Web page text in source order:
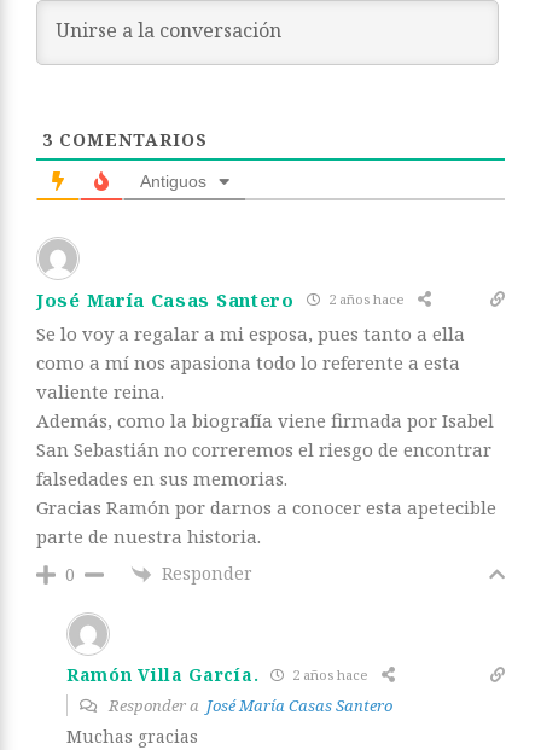
3 COMENTARIOS
Antiguos
José María Casas Santero 2 años hace
Se lo voy a regalar a mi esposa, pues tanto a ella
como a mí nos apasiona todo lo referente a esta
valiente reina.
Además, como la biografía viene firmada por Isabel
San Sebastián no correremos el riesgo de encontrar
falsedades en sus memorias.
Gracias Ramón por darnos a conocer esta apetecible
parte de nuestra historia.
0 Responder
Ramón Villa García. 2 años hace
Responder a José María Casas Santero
Muchas gracias